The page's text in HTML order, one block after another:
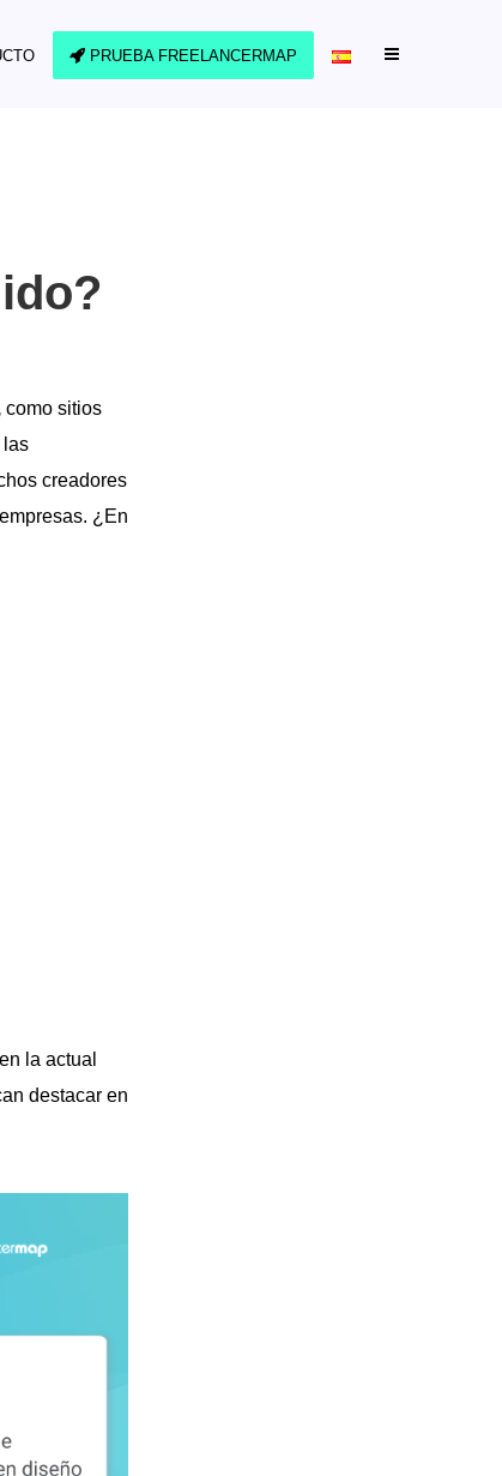
PRUEBA FREELANCERMAP
como sitios
las
creadores
¿En
la actual
destacar en